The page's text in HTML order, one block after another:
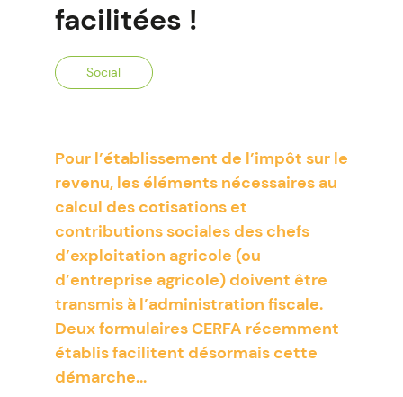
facilitées !
Social
Pour l’établissement de l’impôt sur le
revenu, les éléments nécessaires au
calcul des cotisations et
contributions sociales des chefs
d’exploitation agricole (ou
d’entreprise agricole) doivent être
transmis à l’administration fiscale.
Deux formulaires CERFA récemment
établis facilitent désormais cette
démarche...